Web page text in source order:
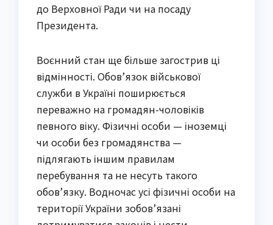
до Верховної Ради чи на посаду
Президента.
Воєнний стан ще більше загострив ці
відмінності. Обов’язок військової
служби в Україні поширюється
переважно на громадян-чоловіків
певного віку. Фізичні особи — іноземці
чи особи без громадянства —
підлягають іншим правилам
перебування та не несуть такого
обов’язку. Водночас усі фізичні особи на
території України зобов’язані